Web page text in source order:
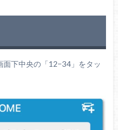
面下中央の「12−34」をタッ